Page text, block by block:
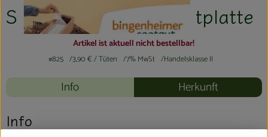
So geht´s
Hofladen
Über uns
Veranstaltungen
Saatband Bunte Salatplatte
Artikel ist aktuell nicht bestellbar!
#825 3,90 €/ Tüten 7% MwSt Handelsklasse II
Info Herkunft
Info